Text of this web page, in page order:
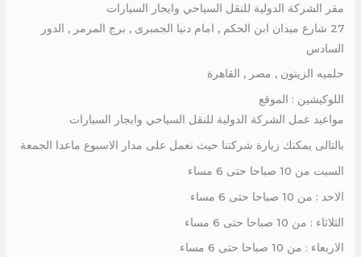
مقر الشركة الدولية للنقل السياحي وايجار السيارات
27 شارع ميدان ابن الحكم , امام دنيا الجمبرى , برج المرمر , الدور
السادس
حلميه الزيتون , مصر , القاهرة
اللوكيشين : الموقع
مواعيد عمل الشركة الدولية للنقل السياحي وايجار السيارات
بالتالى يمكنك زيارة شركتنا حيث نعمل على مدار الاسبوع ماعدا الجمعة
السبت من 10 صباحا حتى 6 مساء
الاحد : من 10 صباحا حتى 6 مساء
الثلاثاء : من 10 صباحا حتى 6 مساء
الاربعاء : من 10 صباحا حتى 6 مساء